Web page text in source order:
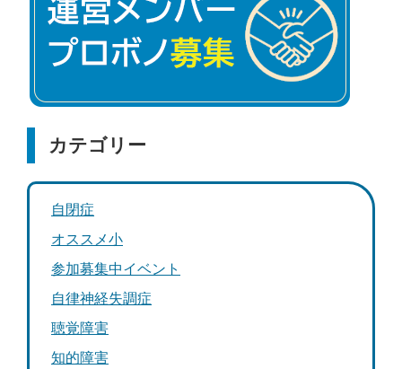
カテゴリー
自閉症
オススメ小
参加募集中イベント
自律神経失調症
聴覚障害
知的障害